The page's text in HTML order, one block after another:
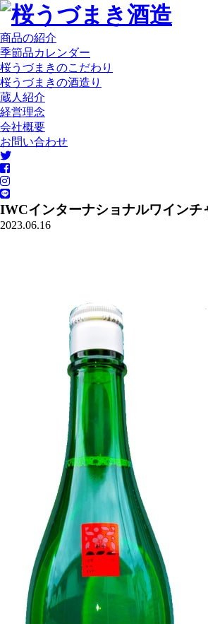
商品の紹介
季節品カレンダー
桜うづまきのこだわり
桜うづまきの酒造り
蔵人紹介
経営理念
会社概要
お問い合わせ
IWCインターナショナルワインチ
2023.06.16